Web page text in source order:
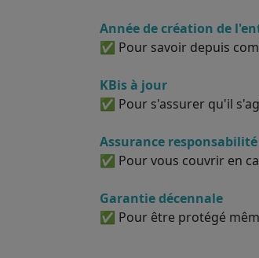
Année de création de
✅ Pour savoir depuis
KBis à jour
✅ Pour s'assurer qu'il
Assurance
✅ Pour vous couvrir en
Garantie décennale
✅ Pour être protégé